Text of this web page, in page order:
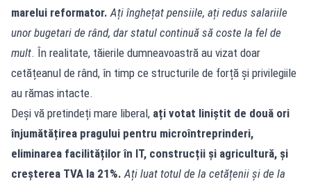
marelui reformator. Ați înghețat pensiile, ați redus salariile
unor bugetari de rând, dar statul continuă să coste la fel de
mult. În realitate, tăierile dumneavoastră au vizat doar
cetățeanul de rând, în timp ce structurile de forță și privilegiile
au rămas intacte.
Deși vă pretindeți mare liberal, ați votat liniștit de două ori
înjumătățirea pragului pentru microîntreprinderi,
eliminarea facilităților în IT, construcții și agricultură, și
creșterea TVA la 21%. Ați luat totul de la cetățenii și de la